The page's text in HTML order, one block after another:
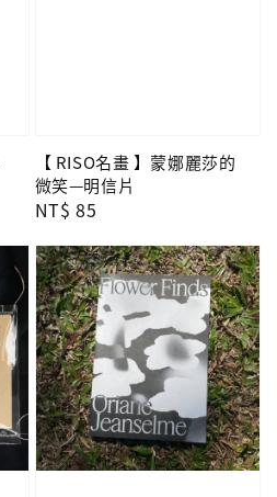
【 RISO名畫 】蒙娜麗莎的
微笑—明信片
Regular
NT$ 85